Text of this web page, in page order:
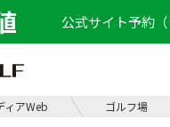
公式サイト予約
アWeb ゴルフ場